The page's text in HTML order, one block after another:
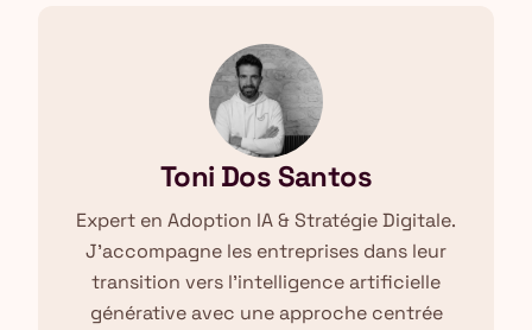
Toni Dos Santos
Expert en Adoption IA & Stratégie Digitale.
J'accompagne les entreprises dans leur
transition vers l'intelligence artificielle
générative avec une approche centrée